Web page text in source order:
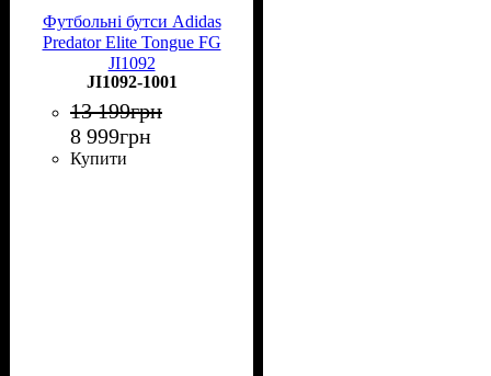
Футбольні бутси Adidas
Predator Elite Tongue FG
JI1092
JI1092-1001
13 199грн
8 999грн
Купити